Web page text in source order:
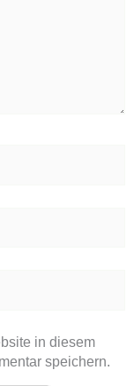
in diesem
speichern.